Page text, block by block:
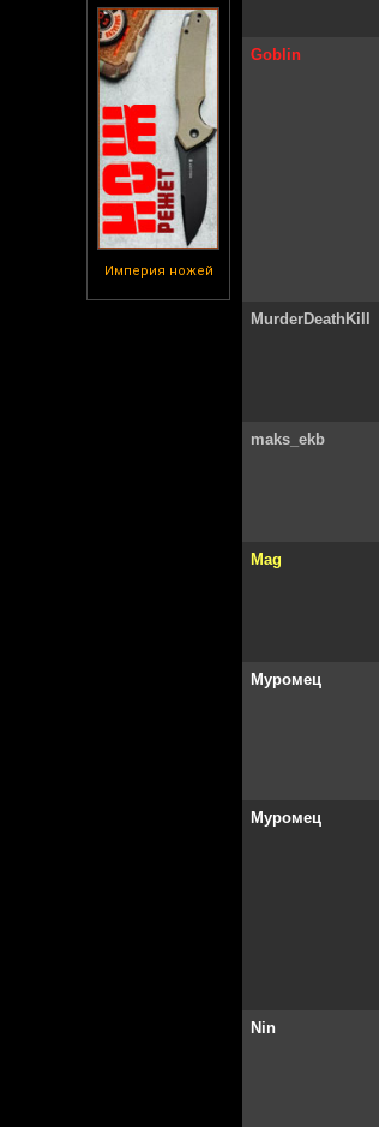
Империя ножей
Goblin
MurderDeathKill
maks_ekb
Mag
Муромец
Муромец
Nin